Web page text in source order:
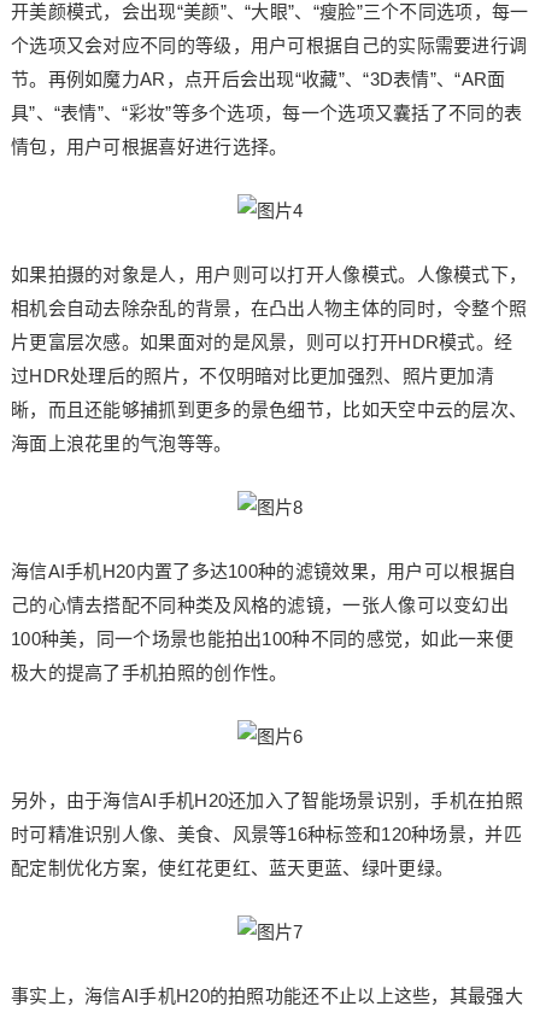
开美颜模式，会出现“美颜”、“大眼”、“瘦脸”三个不同选项，每一
个选项又会对应不同的等级，用户可根据自己的实际需要进行调
节。再例如魔力AR，点开后会出现“收藏”、“3D表情”、“AR面
具”、“表情”、“彩妆”等多个选项，每一个选项又囊括了不同的表
情包，用户可根据喜好进行选择。
如果拍摄的对象是人，用户则可以打开人像模式。人像模式下，
相机会自动去除杂乱的背景，在凸出人物主体的同时，令整个照
片更富层次感。如果面对的是风景，则可以打开HDR模式。经
过HDR处理后的照片，不仅明暗对比更加强烈、照片更加清
晰，而且还能够捕抓到更多的景色细节，比如天空中云的层次、
海面上浪花里的气泡等等。
海信AI手机H20内置了多达100种的滤镜效果，用户可以根据自
己的心情去搭配不同种类及风格的滤镜，一张人像可以变幻出
100种美，同一个场景也能拍出100种不同的感觉，如此一来便
极大的提高了手机拍照的创作性。
另外，由于海信AI手机H20还加入了智能场景识别，手机在拍照
时可精准识别人像、美食、风景等16种标签和120种场景，并匹
配定制优化方案，使红花更红、蓝天更蓝、绿叶更绿。
事实上，海信AI手机H20的拍照功能还不止以上这些，其最强大